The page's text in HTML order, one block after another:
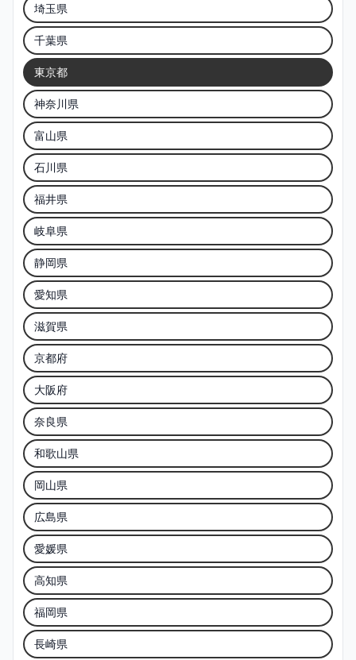
埼玉県
千葉県
東京都
神奈川県
富山県
石川県
福井県
岐阜県
静岡県
愛知県
滋賀県
京都府
大阪府
奈良県
和歌山県
岡山県
広島県
愛媛県
高知県
福岡県
長崎県